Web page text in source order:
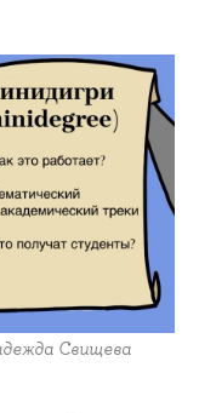
Свищева